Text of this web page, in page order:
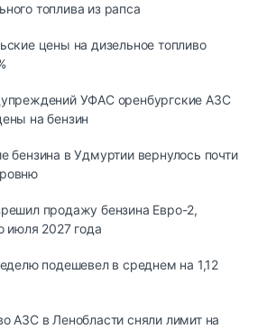
топлива из рапса
цены на дизельное топливо
УФАС оренбургские АЗС
на бензин
бензина в Удмуртии вернулось почти
продажу бензина Евро-2,
июля 2027 года
подешевел в среднем на 1,12
АЗС в Ленобласти сняли лимит на